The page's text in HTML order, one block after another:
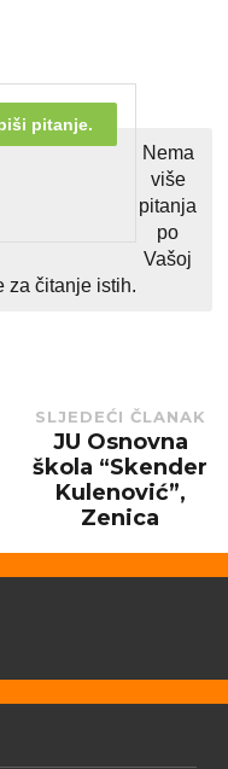
pitanje.
Nema
više
pitanja
po
Vašoj
za čitanje istih.
SLJEDEĆI ČLANAK
Next
post:
JU Osnovna
škola “Skender
Kulenović”,
Zenica